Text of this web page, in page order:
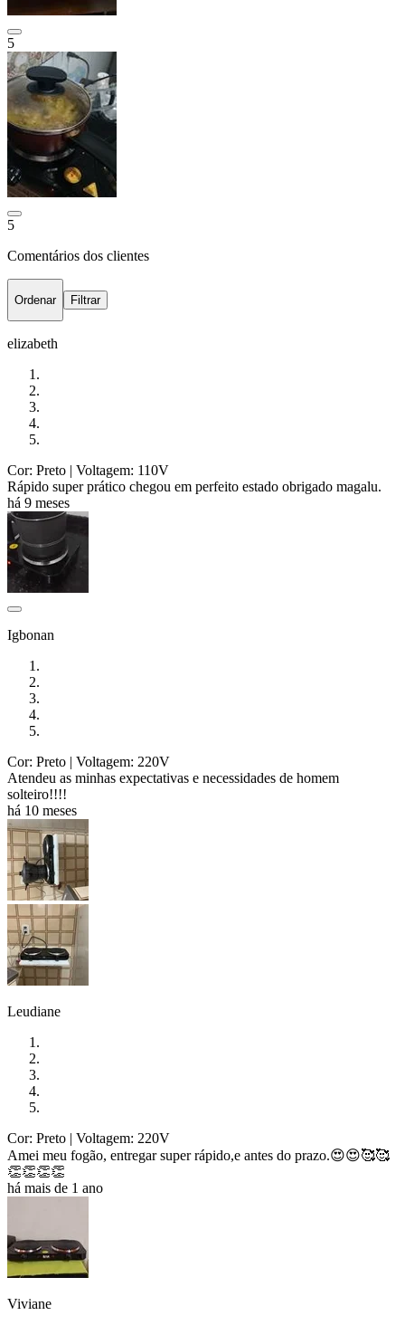
5
5
Comentários dos clientes
Ordenar Filtrar
elizabeth
Cor: Preto | Voltagem: 110V
Rápido super prático chegou em perfeito estado obrigado magalu.
há 9 meses
Igbonan
Cor: Preto | Voltagem: 220V
Atendeu as minhas expectativas e necessidades de homem
solteiro!!!!
há 10 meses
Leudiane
Cor: Preto | Voltagem: 220V
Amei meu fogão, entregar super rápido,e antes do prazo.😍😍🥰🥰
👏👏👏👏
há mais de 1 ano
Viviane